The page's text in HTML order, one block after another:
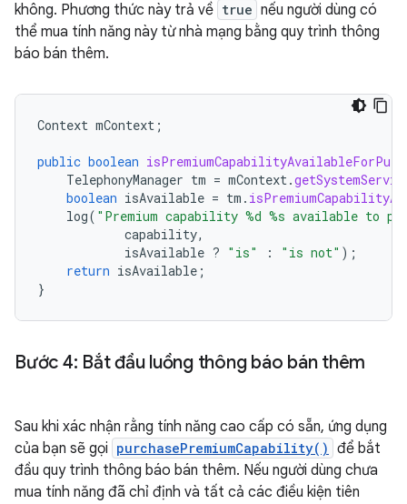
không. Phương thức này trả về true nếu người dùng có
thể mua tính năng này từ nhà mạng bằng quy trình thông
báo bán thêm.
Context mContext ;
public boolean
TelephonyManager tm = mContext.
boolean isAvailable = tm .
log( "Premium capability %d %s available to
capability,
isAvailable ? "is" : "is not" );
return isAvailable ;
}
Bước 4: Bắt đầu luồng thông báo bán thêm
Sau khi xác nhận rằng tính năng cao cấp có sẵn, ứng dụng
của bạn sẽ gọi purchasePremiumCapability() để bắt
đầu quy trình thông báo bán thêm. Nếu người dùng chưa
mua tính năng đã chỉ định và tất cả các điều kiện tiên